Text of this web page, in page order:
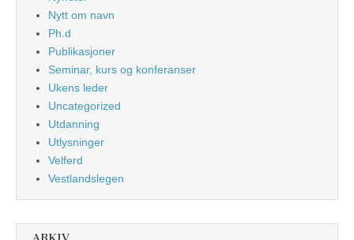
Nytt om navn
Ph.d
Publikasjoner
Seminar, kurs og konferanser
Ukens leder
Uncategorized
Utdanning
Utlysninger
Velferd
Vestlandslegen